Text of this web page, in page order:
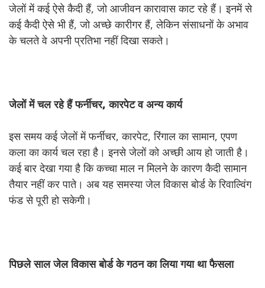
जेलों में कई ऐसे कैदी हैं, जो आजीवन कारावास काट रहे हैं। इनमें से
कई कैदी ऐसे भी हैं, जो अच्छे कारीगर हैं, लेकिन संसाधनों के अभाव
के चलते वे अपनी प्रतिभा नहीं दिखा सकते।
जेलोंमेंचलरहेहैंफर्नीचर,कारपेटवअन्यकार्य
इस समय कई जेलों में फर्नीचर, कारपेट, रिंगाल का सामान, एपण
कला का कार्य चल रहा है। इनसे जेलों को अच्छी आय हो जाती है।
कई बार देखा गया है कि कच्चा माल न मिलने के कारण कैदी सामान
तैयार नहीं कर पाते। अब यह समस्या जेल विकास बोर्ड के रिवाल्विंग
फंड से पूरी हो सकेगी।
पिछलेसालजेलविकासबोर्डकेगठनकालियागयाथाफैसला